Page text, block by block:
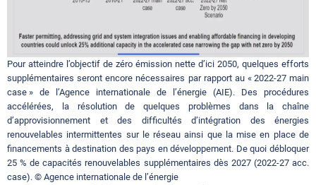
Pour atteindre l’objectif de zéro émission nette d’ici 2050, quelques efforts
supplémentaires seront encore nécessaires par rapport au « 2022-27 main
case » de l’Agence internationale de l’énergie (AIE). Des procédures
accélérées, la résolution de quelques problèmes dans la chaîne
d’approvisionnement et des difficultés d’intégration des énergies
renouvelables intermittentes sur le réseau ainsi que la mise en place de
financements à destination des pays en développement. De quoi débloquer
25 % de capacités renouvelables supplémentaires dès 2027 (2022-27 acc.
case). © Agence internationale de l’énergie